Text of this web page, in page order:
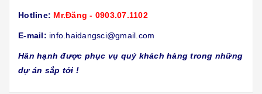
Hotline: Mr.Đăng - 0903.07.1102
E-mail: info.haidangsci@gmail.com
Hân hạnh được phục vụ quý khách hàng trong những
dự án sắp tới !